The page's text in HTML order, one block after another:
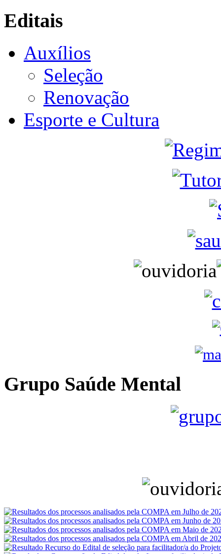
Editais
Auxílios
Seleção
Renovação
Esporte e Cultura
Grupo Saúde Mental